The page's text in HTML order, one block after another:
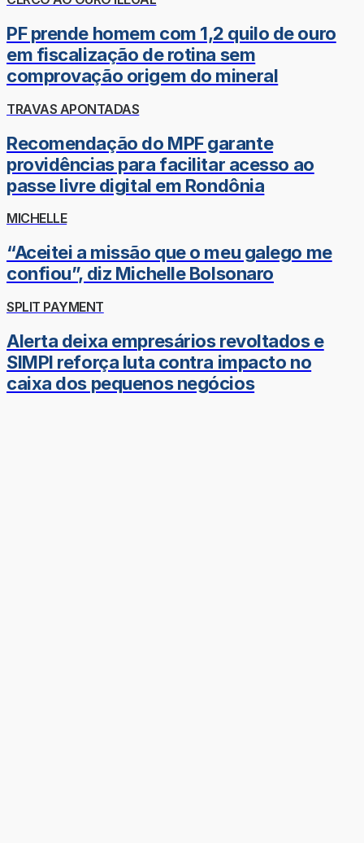
PF prende homem com 1,2 quilo de ouro
em fiscalização de rotina sem
comprovação origem do mineral
TRAVAS APONTADAS
Recomendação do MPF garante
providências para facilitar acesso ao
passe livre digital em Rondônia
MICHELLE
“Aceitei a missão que o meu galego me
confiou”, diz Michelle Bolsonaro
SPLIT PAYMENT
Alerta deixa empresários revoltados e
SIMPI reforça luta contra impacto no
caixa dos pequenos negócios